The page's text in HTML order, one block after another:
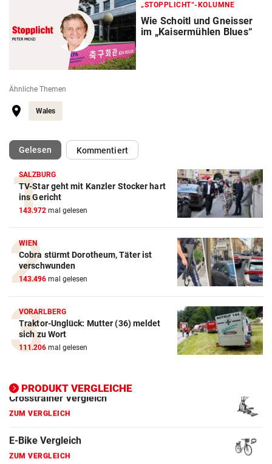
„STOPPLICHT“-KOLUMNE
Wie Schoitl und Gneisser
im „Kaisermühlen Blues“
Ähnliche Themen
Wales
Gelesen(ausgewählt)Kommentiert
SALZBURG
TV-Star geht mit Kanzler Stocker hart
ins Gericht
143.972 mal gelesen
WIEN
Cobra stürmt Dorotheum, Täter ist
verschwunden
143.496 mal gelesen
VORARLBERG
Traktor-Unglück: Mutter (36) meldet
sich zu Wort
111.206 mal gelesen
PRODUKT VERGLEICHE
Action-Cam Vergleich
Crosstrainer Vergleich
ZUM VERGLEICH
E-Bike Vergleich
ZUM VERGLEICH
Elektro-Scooter Vergleich
ZUM VERGLEICH
ZUM VERGLEICH
ZUM VERGLEICH